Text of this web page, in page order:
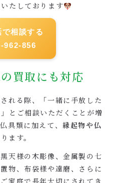
たしております
で相談する
962-856
買取にも対応
れる際、「一緒に手放した
とご相談いただくことが増
具類に加えて、縁起物や仏
ます。
天様の木彫像、金属製の七
物、布袋様や達磨、さらに